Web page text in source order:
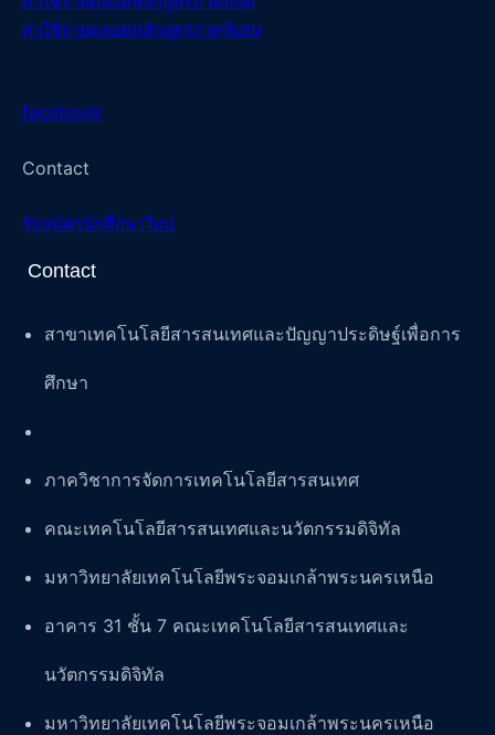
ค่าใช้จ่ายตลอดหลักสูตรภาคพิเศษ
facebook
Contact
รับสมัครนักศึกษาใหม่
Contact
สาขาเทคโนโลยีสารสนเทศและปัญญาประดิษฐ์เพื่อการ
ศึกษา
ภาควิชาการจัดการเทคโนโลยีสารสนเทศ
คณะเทคโนโลยีสารสนเทศและนวัตกรรมดิจิทัล
มหาวิทยาลัยเทคโนโลยีพระจอมเกล้าพระนครเหนือ
อาคาร 31 ชั้น 7 คณะเทคโนโลยีสารสนเทศและ
นวัตกรรมดิจิทัล
มหาวิทยาลัยเทคโนโลยีพระจอมเกล้าพระนครเหนือ